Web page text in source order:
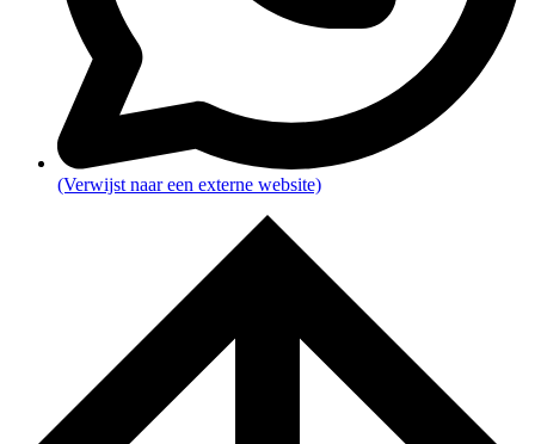
(Verwijst naar een externe website)